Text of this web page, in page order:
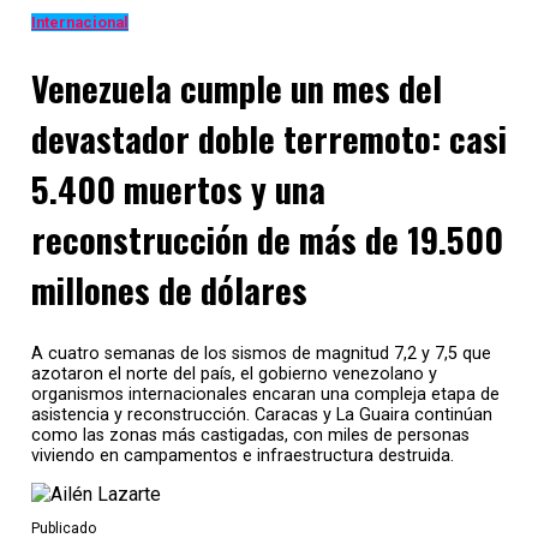
martes a Cleveland (Ohio) para el debate presidencial
Medios estadounidenses informaron de que la asesora
experimentó síntomas de coronavirus en el vuelo de
vuelta a Washington desde Minesota, fue puesta en
cuarentena en el avión presidencial y este jueves se
confirmó su positivo por COVID-19.
A Hicks se la vio sin mascarilla en distintos momentos
de estos viajes, lo mismo que Trump, que
tapabocas en público.
Trump reconoció su positivo por coronavirus dos
horas después de anunciar que él y la primera dama
iniciaban un “proceso de cuarentena” debido al
positivo de Hicks.
“Hope Hicks, que ha estado trabajando muy duro sin
siquiera tomarse un pequeño descanso, acaba de dar
positivo en COVID-19. ¡Terrible! La primera dama y yo
Internacional
Venezuela cumple un mes del
devastador doble terremoto: casi
5.400 muertos y una
reconstrucción de más de 19.500
millones de dólares
A cuatro semanas de los sismos de magnitud 7,2 y 7,5 que
azotaron el norte del país, el gobierno venezolano y
organismos internacionales encaran una compleja etapa de
asistencia y reconstrucción. Caracas y La Guaira continúan
como las zonas más castigadas, con miles de personas
viviendo en campamentos e infraestructura destruida.
Publicado